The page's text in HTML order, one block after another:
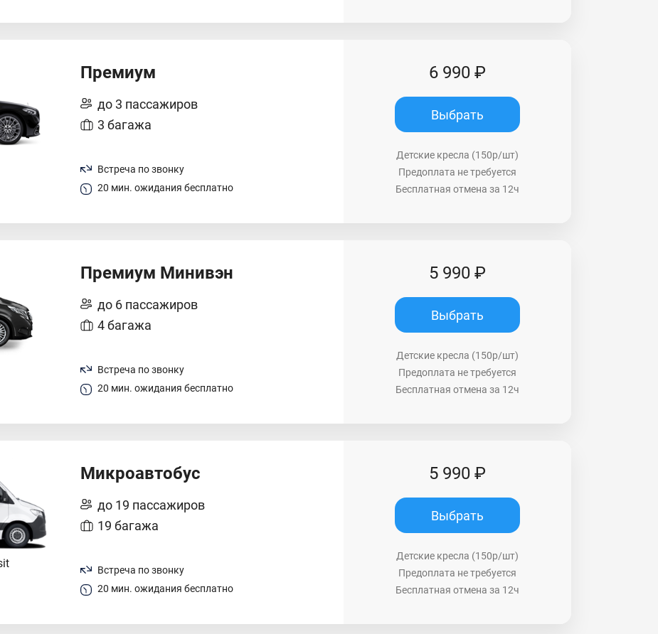
Премиум
до 3 пассажиров
3 багажа
Встреча по звонку
20 мин. ожидания бесплатно
6 990 ₽
Выбрать
Детские кресла (150р/шт)
Предоплата не требуется
Бесплатная отмена за 12ч
Премиум Минивэн
до 6 пассажиров
4 багажа
Встреча по звонку
20 мин. ожидания бесплатно
5 990 ₽
Выбрать
Детские кресла (150р/шт)
Предоплата не требуется
Бесплатная отмена за 12ч
Микроавтобус
до 19 пассажиров
19 багажа
Встреча по звонку
20 мин. ожидания бесплатно
5 990 ₽
Выбрать
Детские кресла (150р/шт)
Предоплата не требуется
Бесплатная отмена за 12ч